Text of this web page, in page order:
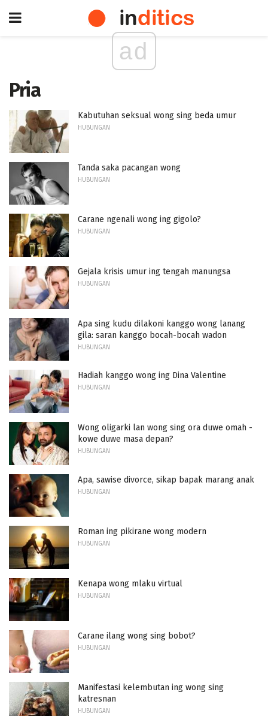
ad
Pria
Kabutuhan seksual wong sing beda umur
HUBUNGAN
Tanda saka pacangan wong
HUBUNGAN
Carane ngenali wong ing gigolo?
HUBUNGAN
Gejala krisis umur ing tengah manungsa
HUBUNGAN
Apa sing kudu dilakoni kanggo wong lanang
gila: saran kanggo bocah-bocah wadon
HUBUNGAN
Hadiah kanggo wong ing Dina Valentine
HUBUNGAN
Wong oligarki lan wong sing ora duwe omah -
kowe duwe masa depan?
HUBUNGAN
Apa, sawise divorce, sikap bapak marang anak
HUBUNGAN
Roman ing pikirane wong modern
HUBUNGAN
Kenapa wong mlaku virtual
HUBUNGAN
Carane ilang wong sing bobot?
HUBUNGAN
Manifestasi kelembutan ing wong sing
katresnan
HUBUNGAN